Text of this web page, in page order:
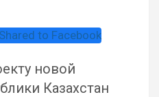
новой
Казахстан